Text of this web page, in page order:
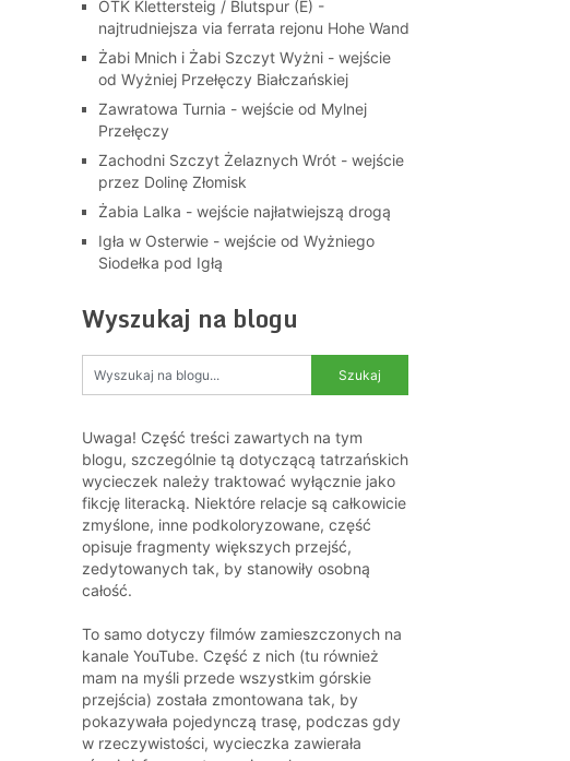
ÖTK Klettersteig / Blutspur (E) -
najtrudniejsza via ferrata rejonu Hohe Wand
Żabi Mnich i Żabi Szczyt Wyżni - wejście
od Wyżniej Przełęczy Białczańskiej
Zawratowa Turnia - wejście od Mylnej
Przełęczy
Zachodni Szczyt Żelaznych Wrót - wejście
przez Dolinę Złomisk
Żabia Lalka - wejście najłatwiejszą drogą
Igła w Osterwie - wejście od Wyżniego
Siodełka pod Igłą
Wyszukaj na blogu
Uwaga! Część treści zawartych na tym
blogu, szczególnie tą dotyczącą tatrzańskich
wycieczek należy traktować wyłącznie jako
fikcję literacką. Niektóre relacje są całkowicie
zmyślone, inne podkoloryzowane, część
opisuje fragmenty większych przejść,
zedytowanych tak, by stanowiły osobną
całość.
To samo dotyczy filmów zamieszczonych na
kanale YouTube. Część z nich (tu również
mam na myśli przede wszystkim górskie
przejścia) została zmontowana tak, by
pokazywała pojedynczą trasę, podczas gdy
w rzeczywistości, wycieczka zawierała